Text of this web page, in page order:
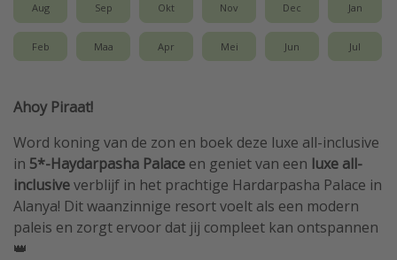
Aug Sep Okt Nov Dec Jan
Feb Maa Apr Mei Jun Jul
Ahoy Piraat!
Word koning van de zon en boek deze luxe all-inclusive
in 5*-Haydarpasha Palace en geniet van een luxe all-
inclusiveverblijf in het prachtige Hardarpasha Palace in
Alanya! Dit waanzinnige resort voelt als een modern
paleis en zorgt ervoor dat jij compleet kan ontspannen
👑